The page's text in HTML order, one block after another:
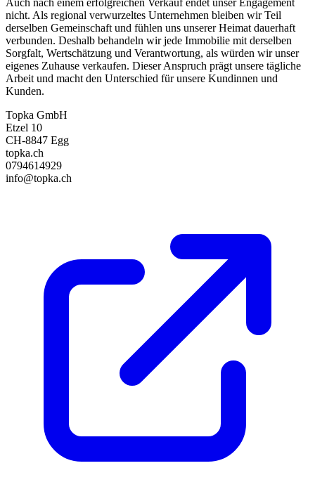
nicht. Als regional verwurzeltes Unternehmen bleiben wir Teil
derselben Gemeinschaft und fühlen uns unserer Heimat dauerhaft
verbunden. Deshalb behandeln wir jede Immobilie mit derselben
Sorgfalt, Wertschätzung und Verantwortung, als würden wir unser
eigenes Zuhause verkaufen. Dieser Anspruch prägt unsere tägliche
Arbeit und macht den Unterschied für unsere Kundinnen und
Kunden.
Topka GmbH
Etzel 10
CH-8847 Egg
topka.ch
0794614929
info@topka.ch